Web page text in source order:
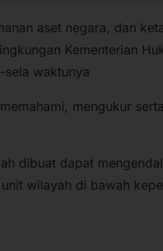
aset negara, dan
Kementerian
sela waktunya
mengukur
dibuat dapat
wilayah di bawah